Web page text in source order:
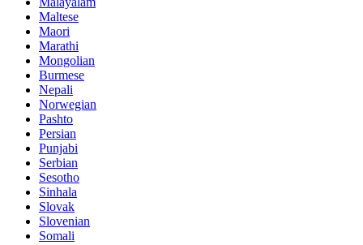
Maltese
Maori
Marathi
Mongolian
Burmese
Nepali
Norwegian
Pashto
Persian
Punjabi
Serbian
Sesotho
Sinhala
Slovak
Slovenian
Somali